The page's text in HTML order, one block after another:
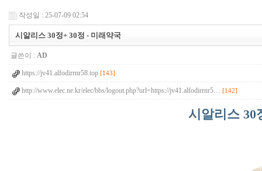
작성일 : 25-07-09 02:54
시알리스 30정+ 30정 - 미래약국
글쓴이 : AD
https://jv41.alfodirrnr58.top [143]
http://www.elec.ne.kr/elec/bbs/logout.php?url=https://jv41.alfodirrnr5… [142]
시알리스 30